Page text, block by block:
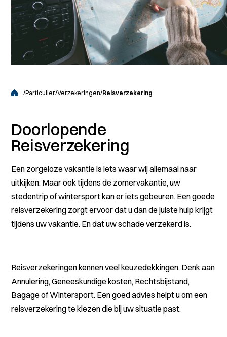
/Particulier/Verzekeringen/Reisverzekering
Doorlopende
Reisverzekering
Een zorgeloze vakantie is iets waar wij allemaal naar
uitkijken. Maar ook tijdens de zomervakantie, uw
stedentrip of wintersport kan er iets gebeuren. Een goede
reisverzekering zorgt ervoor dat u dan de juiste hulp krijgt
tijdens uw vakantie. En dat uw schade verzekerd is.
Reisverzekeringen kennen veel keuzedekkingen. Denk aan
Annulering, Geneeskundige kosten, Rechtsbijstand,
Bagage of Wintersport. Een goed advies helpt u om een
reisverzekering te kiezen die bij uw situatie past.